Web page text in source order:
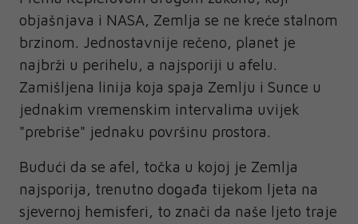
objašnjava i NASA, Zemlja se ne kreće stalnom
brzinom. Jednostavnije rečeno, planet je
najbrži u perihelu, a najsporiji u afelu.
Zamišljena linija koja spaja Zemlju i Sunce u
jednakim vremenskim intervalima uvijek
"prebriše" jednaku površinu prostora.
Budući da se afel, točka u kojoj je Zemlja
najsporija, trenutno događa tijekom ljeta na
sjevernoj hemisferi, to znači da naše ljeto traje